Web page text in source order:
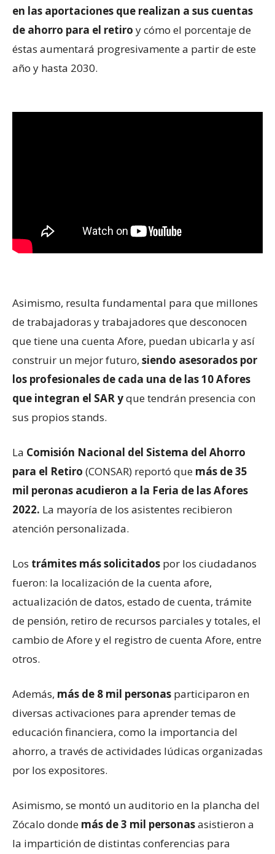
en las aportaciones que realizan a sus cuentas
de ahorro para el retiro y cómo el porcentaje de
éstas aumentará progresivamente a partir de este
año y hasta 2030.
Asimismo, resulta fundamental para que millones
de trabajadoras y trabajadores que desconocen
que tiene una cuenta Afore, puedan ubicarla y así
construir un mejor futuro, siendo asesorados por
los profesionales de cada una de las 10 Afores
que integran el SAR yque tendrán presencia con
sus propios stands.
La Comisión Nacional del Sistema del Ahorro
para el Retiro (CONSAR) reportó que más de 35
mil peronas acudieron a la Feria de las Afores
2022. La mayoría de los asistentes recibieron
atención personalizada.
Los trámites más solicitados por los ciudadanos
fueron: la localización de la cuenta afore,
actualización de datos, estado de cuenta, trámite
de pensión, retiro de recursos parciales y totales, el
cambio de Afore y el registro de cuenta Afore, entre
otros.
Además, más de 8 mil personas participaron en
diversas activaciones para aprender temas de
educación financiera, como la importancia del
ahorro, a través de actividades lúdicas organizadas
por los expositores.
Asimismo, se montó un auditorio en la plancha del
Zócalo donde más de 3 mil personasasistieron a
la impartición de distintas conferencias para